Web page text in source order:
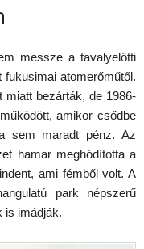
messze a tavalyelőtti
atomerőműtől.
miatt bezárták, de 1986-
amikor csődbe
sem maradt pénz. Az
hamar meghódította a
ami fémből volt. A
park népszerű
is imádják.